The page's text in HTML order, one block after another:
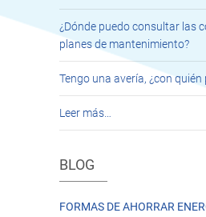
¿Dónde puedo consultar las
planes de mantenimiento?
Tengo una avería, ¿con
Leer más…
BLOG
FORMAS DE AHORRAR